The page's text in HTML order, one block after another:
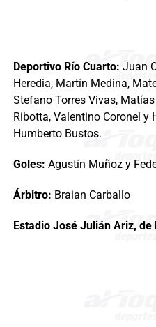
Deportivo Río Cuarto: Juan
Heredia, Martín Medina,
Stefano Torres Vivas,
Ribotta, Valentino Coronel y
Humberto Bustos.
Goles: Agustín Muñoz y
Árbitro: Braian Carballo
Estadio José Julián Ariz, de